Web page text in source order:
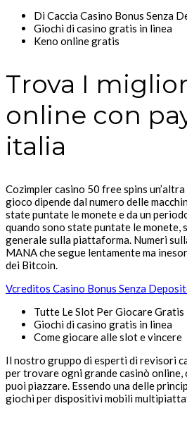
Di Caccia Casino Bonus Senza
Giochi di casino gratis in linea
Keno online gratis
Trova I
online con
italia
Cozimpler casino 50 free spins
gioco dipende dal numero delle
state puntate le monete e da un
quando sono state puntate le monete,
generale sulla piattaforma. Numeri
MANA che segue lentamente ma
dei Bitcoin.
Vcreditos Casino Bonus Senza
Tutte Le Slot Per Giocare Gratis
Giochi di casino gratis in linea
Come giocare alle slot e vincere
Il nostro gruppo di esperti di revisori
per trovare ogni grande casinò online,
puoi piazzare. Essendo una delle
giochi per dispositivi mobili